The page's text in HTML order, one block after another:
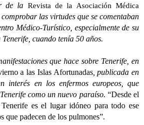
de la Revista de la Asociación Médica
las virtudes que se comentaban
Médico-Turístico, especialmente de su
cuando tenía 50 años.
que hace sobre Tenerife, en
a las Islas Afortunadas, publicada en
interés en los enfermos europeos, que
como un nuevo paraíso. “Desde el
es el lugar idóneo para todo ese
que padecen de los pulmones”.